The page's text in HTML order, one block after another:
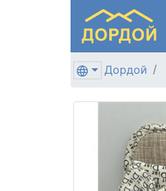
Дордой